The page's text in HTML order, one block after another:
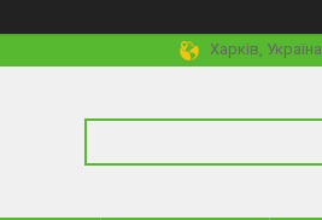
Харків, Україна